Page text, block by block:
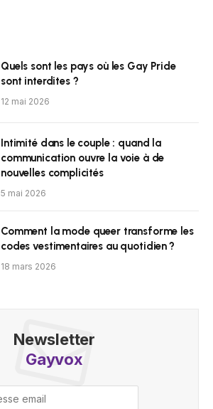
Quels sont les pays où les Gay Pride
sont interdites ?
12 mai 2026
Intimité dans le couple : quand la
communication ouvre la voie à de
nouvelles complicités
5 mai 2026
Comment la mode queer transforme les
codes vestimentaires au quotidien ?
18 mars 2026
Newsletter
Gayvox